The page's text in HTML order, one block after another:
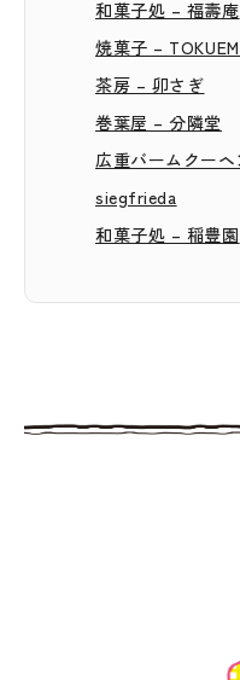
和菓子処 – 福壽庵
焼菓子 –
茶房 – 卯さぎ
巻葉屋 – 分隣堂
広重バームクー
siegfrieda
和菓子処 – 稲豊園